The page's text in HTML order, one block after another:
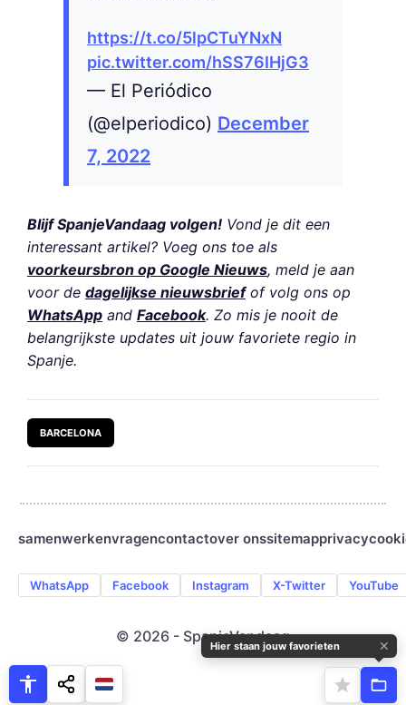
https://t.co/5lpCTuYNxN
pic.twitter.com/hSS76IHjG3
— El Periódico
(@elperiodico) December
7, 2022
Blijf SpanjeVandaag volgen! Vond je dit een
interessant artikel? Voeg ons toe als
voorkeursbron op Google Nieuws, meld je aan
voor de dagelijkse nieuwsbriefof volg ons op
WhatsApp and Facebook. Zo mis je nooit de
belangrijkste updates uit jouw favoriete regio in
Spanje.
BARCELONA
samenwerkenvragencontactover onssitemapprivacy
WhatsApp Facebook Instagram X-Twitter YouTube
© 2026 - SpanjeVandaag
Hier staan jouw favorieten ✕